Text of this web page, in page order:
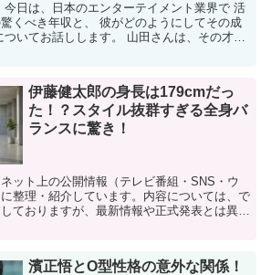
今日は、日本のエンターテイメント業界で 活
くべき年収と、 彼がどのようにしてその成
いてお話しします。 山田さんは、その才能
伊藤健太郎の身長は179cmだっ
た！？スタイル抜群すぎる全身バ
ランスに驚き！
ット上の公開情報（テレビ番組・SNS・ウ
整理・紹介しています。内容については、で
ておりますが、最新情報や正式発表とは異な
濱正悟とO型性格の意外な関係！